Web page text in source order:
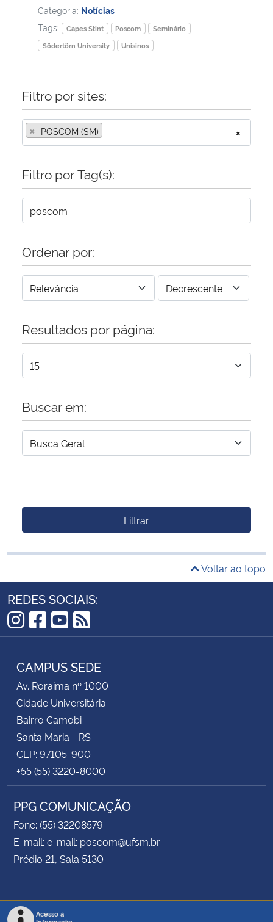
Categoria: Notícias
Tags:
Capes Stint Poscom
Seminário
Södertörn University
Unisinos
Filtro por sites:
×
× POSCOM (SM)
Filtro por Tag(s):
Ordenar por:
Resultados por página:
Buscar em:
Filtrar
Voltar ao topo
REDES SOCIAIS:
Instagram
Facebook
YouTube
RSS
CAMPUS SEDE
Av. Roraima nº 1000
Cidade Universitária
Bairro Camobi
Santa Maria - RS
CEP: 97105-900
+55 (55) 3220-8000
PPG COMUNICAÇÃO
Fone: (55) 32208579
E-mail: e-mail: poscom@ufsm.br
Prédio 21, Sala 5130
Acesso à